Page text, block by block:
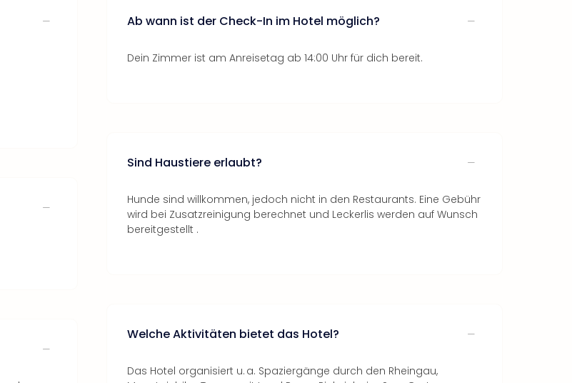
Ab wann ist der Check-In im Hotel möglich?
Dein Zimmer ist am Anreisetag ab 14:00 Uhr für dich bereit.
Sind Haustiere erlaubt?
Hunde sind willkommen, jedoch nicht in den Restaurants. Eine Gebühr
wird bei Zusatzreinigung berechnet und Leckerlis werden auf Wunsch
bereitgestellt .
Welche Aktivitäten bietet das Hotel?
Das Hotel organisiert u. a. Spaziergänge durch den Rheingau,